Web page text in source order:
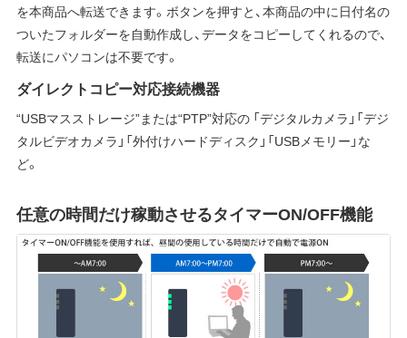
を本商品へ転送できます。ボタンを押すと、本商品の中に日付名の
ついたフォルダーを自動作成し、データをコピーしてくれるので、
転送にパソコンは不要です。
ダイレクトコピー対応接続機器
“USBマスストレージ”または“PTP”対応の 「デジタルカメラ」「デジ
タルビデオカメラ」「外付けハードディスク」「USBメモリー」な
ど。
任意の時間だけ稼動させるタイマーON/OFF機能